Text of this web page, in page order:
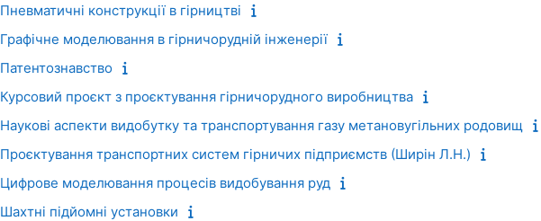
Пневматичні конструкції в гірництві
Графічне моделювання в гірничорудній інженерії
Патентознавство
Курсовий проєкт з проєктування гірничорудного виробництва
Наукові аспекти видобутку та транспортування газу метановугільних родовищ
Проєктування транспортних систем гірничих підприємств (Ширін Л.Н.)
Цифрове моделювання процесів видобування руд
Шахтні підйомні установки